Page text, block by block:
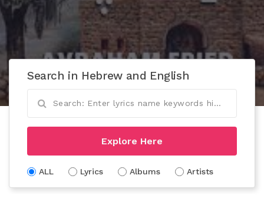
Search in Hebrew and English
Explore Here
ALL Lyrics Albums Artists